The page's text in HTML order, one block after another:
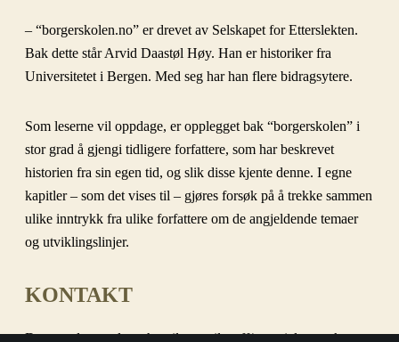
– “borgerskolen.no” er drevet av Selskapet for Etterslekten.
Bak dette står Arvid Daastøl Høy. Han er historiker fra
Universitetet i Bergen. Med seg har han flere bidragsytere.
Som leserne vil oppdage, er opplegget bak “borgerskolen” i
stor grad å gjengi tidligere forfattere, som har beskrevet
historien fra sin egen tid, og slik disse kjente denne. I egne
kapitler – som det vises til – gjøres forsøk på å trekke sammen
ulike inntrykk fra ulike forfattere om de angjeldende temaer
og utviklingslinjer.
KONTAKT
Dersom du som leser har tilgang til stoff/materiale som kunne